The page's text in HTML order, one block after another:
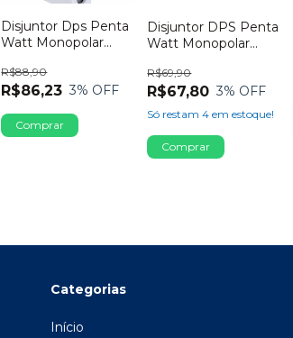
Disjuntor Dps Penta
Watt Monopolar
R$86,23
R$88,90
3% OFF
Disjuntor DPS Penta
Watt Monopolar
R$67,80
R$69,90
3% OFF
Só restam4 em estoque!
Categorias
Início